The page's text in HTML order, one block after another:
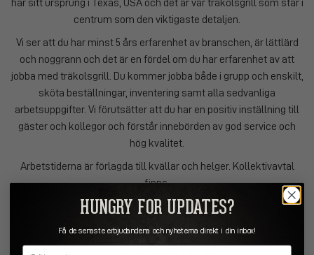
har sitt ursprung i Texas, USA och det är vår träkolsgrill som står i
centrum som den viktigaste detaljen.
Vi ser att du har minst 5 års erfarenhet av branschen, är lättlärd
och noggrann och det är en fördel om du har erfarenhet av att
jobba med träkolsgrill. Du kommer jobba både i grupp och enskilt,
sköta beställningar, inventering samt alla sedvanliga
arbetsuppgifter. Vi förutsätter att du har en positiv inställning till
gäster och kollegor och förstår innebörden av god service och
hög kvalitet.
Arbetstiderna är förlagda till kvällar och helger. Kollektivavtal
finns.
Vi söker dig som
Har minst 5 års erfarenhet som kock i à la carte-kök
HUNGRY FOR UPDATES?
Få de senaste erbjudandena och nyheterna direkt i din inbox!
Email